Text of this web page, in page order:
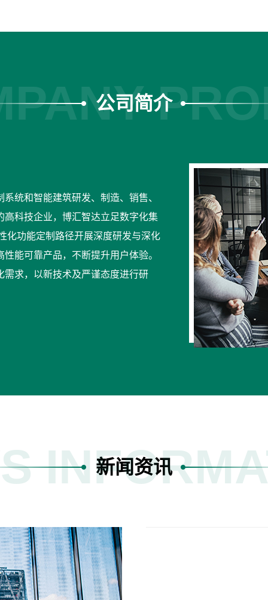
公司简介
统和智能建筑研发、制造、销售、
科技企业，博汇智达立足数字化集
化功能定制路径开展深度研发与深化
能可靠产品，不断提升用户体验。
求，以新技术及严谨态度进行研
新闻资讯